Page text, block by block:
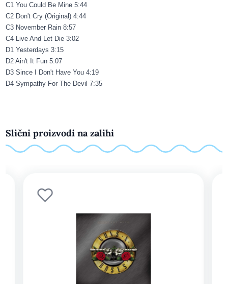
C1 You Could Be Mine 5:44
C2 Don't Cry (Original) 4:44
C3 November Rain 8:57
C4 Live And Let Die 3:02
D1 Yesterdays 3:15
D2 Ain't It Fun 5:07
D3 Since I Don't Have You 4:19
D4 Sympathy For The Devil 7:35
Slični proizvodi na zalihi